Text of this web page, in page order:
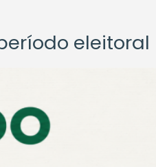
eleitoral